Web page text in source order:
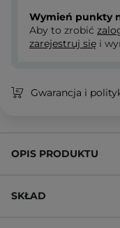
Wymień punkty
Aby to zrobić
zarejestruj się i
Gwarancja i
OPIS PRODUKTU
SKŁAD